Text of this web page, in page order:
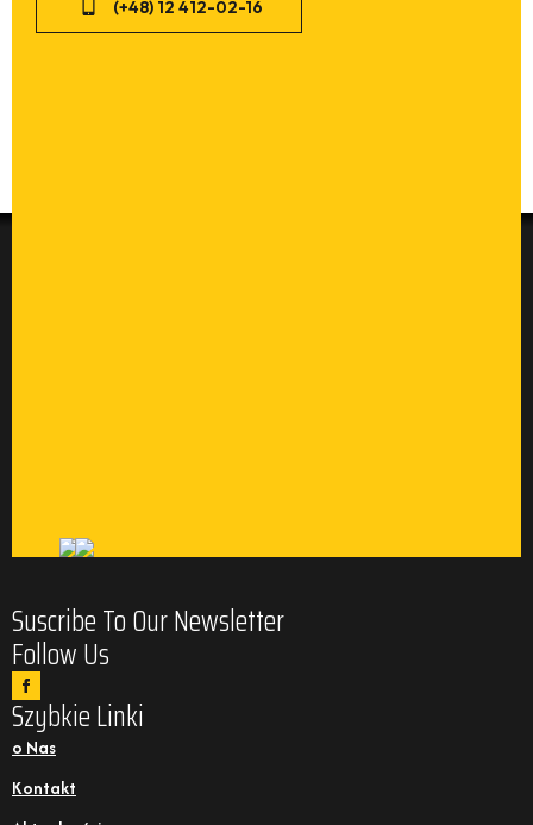
(+48) 12 412-02-16
Suscribe To Our Newsletter
Follow Us
Szybkie Linki
o Nas
Kontakt